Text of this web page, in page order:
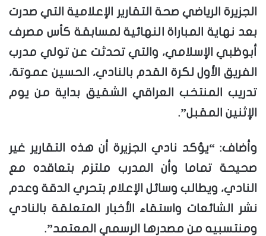
الجزيرة الرياضي صحة التقارير الإعلامية التي صدرت
بعد نهاية المباراة النهائية لمسابقة كأس مصرف
أبوظبي الإسلامي، والتي تحدثت عن تولي مدرب
الفريق الأول لكرة القدم بالنادي، الحسين عموتة،
تدريب المنتخب العراقي الشقيق بداية من يوم
الإثنين المقبل”.
وأضاف: “يؤكد نادي الجزيرة أن هذه التقارير غير
صحيحة تماما وأن المدرب ملتزم بتعاقده مع
النادي، ويطالب وسائل الإعلام بتحري الدقة وعدم
نشر الشائعات واستقاء الأخبار المتعلقة بالنادي
ومنتسبيه من مصدرها الرسمي المعتمد”.